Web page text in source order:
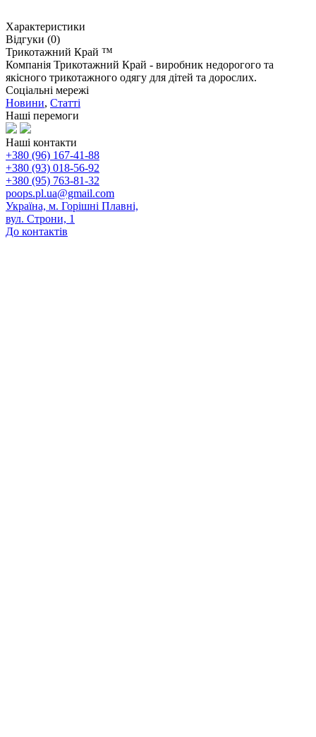
Характеристики
Відгуки (0)
Трикотажний Край ™
Компанія Трикотажний Край - виробник недорогого та
якісного трикотажного одягу для дітей та дорослих.
Соціальні мережі
Новини, Статті
Наші перемоги
Наші контакти
+380 (96) 167-41-88
+380 (93) 018-56-92
+380 (95) 763-81-32
poops.pl.ua@gmail.com
Україна, м. Горішні Плавні,
вул. Строни, 1
До контактів